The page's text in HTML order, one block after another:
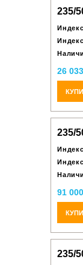
235/
26
235/
91
235/